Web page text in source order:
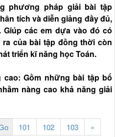
phương pháp giải bài tập
tích và diễn giảng đầy đủ,
Giúp các em dựa vào đó có
của bài tập đồng thời còn
triển kĩ năng học Toán.
Gồm những bài tập bổ
nàng cao khả năng giải
101 102 103
»